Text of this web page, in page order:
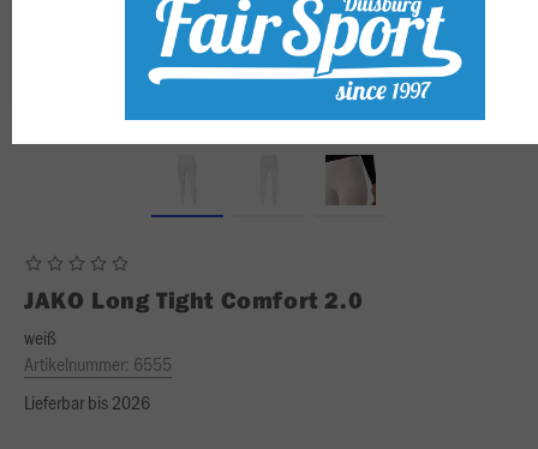
JAKO Long Tight Comfort 2.0
weiß
Artikelnummer: 6555
Lieferbar bis 2026
mehr Infos
Datenschutz
Impressum